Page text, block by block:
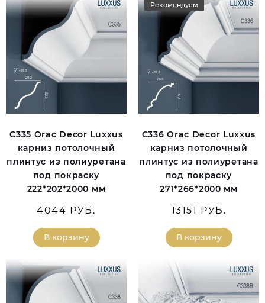
C335 Orac Decor Luxxus
карниз потолочный
плинтус из полиуретана
под покраску
222*202*2000 мм
4044 РУБ.
В корзину
Рекомендуем
C336 Orac Decor Luxxus
карниз потолочный
плинтус из полиуретана
под покраску
271*266*2000 мм
13151 РУБ.
В корзину